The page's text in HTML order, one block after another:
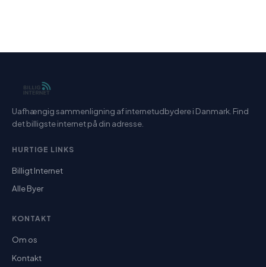
Uafhængig sammenligning af internetudbydere i Danmark. Find
det billigste internet på din adresse.
HURTIGE LINKS
Billigt Internet
Alle Byer
KONTAKT
Om os
Kontakt